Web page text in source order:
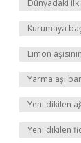
Dünyadaki ilk
Kurumaya
Limon
Yarma aşı
Yeni dikilen
Yeni dikilen